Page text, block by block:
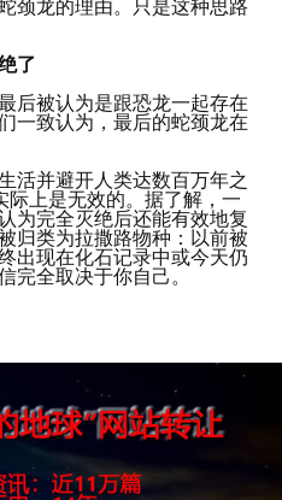
颈龙的理由。只是这种思路
了
后被认为是跟恐龙一起存在
一致认为，最后的蛇颈龙在
活并避开人类达数百万年之
际上是无效的。据了解，一
为完全灭绝后还能有效地复
归类为拉撒路物种：以前被
出现在化石记录中或今天仍
完全取决于你自己。